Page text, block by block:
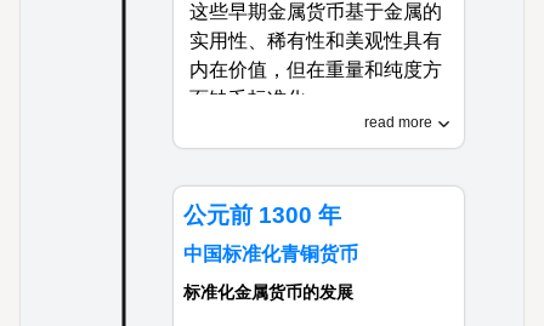
这些早期金属货币基于金属的
实用性、稀有性和美观性具有
内在价值，但在重量和纯度方
面缺乏标准化。
更远距离并在不同文化群体之
间进行。
read more
公元前 1300 年
中国标准化青铜货币
标准化金属货币的发展